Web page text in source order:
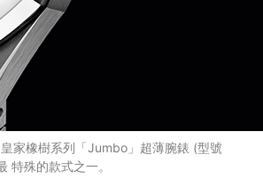
家橡樹系列「Jumbo」超薄腕錶 (型號
特殊的款式之一。